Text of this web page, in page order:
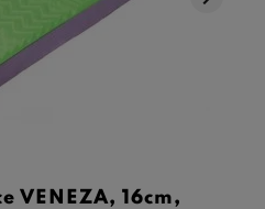
VENEZA, 16cm,